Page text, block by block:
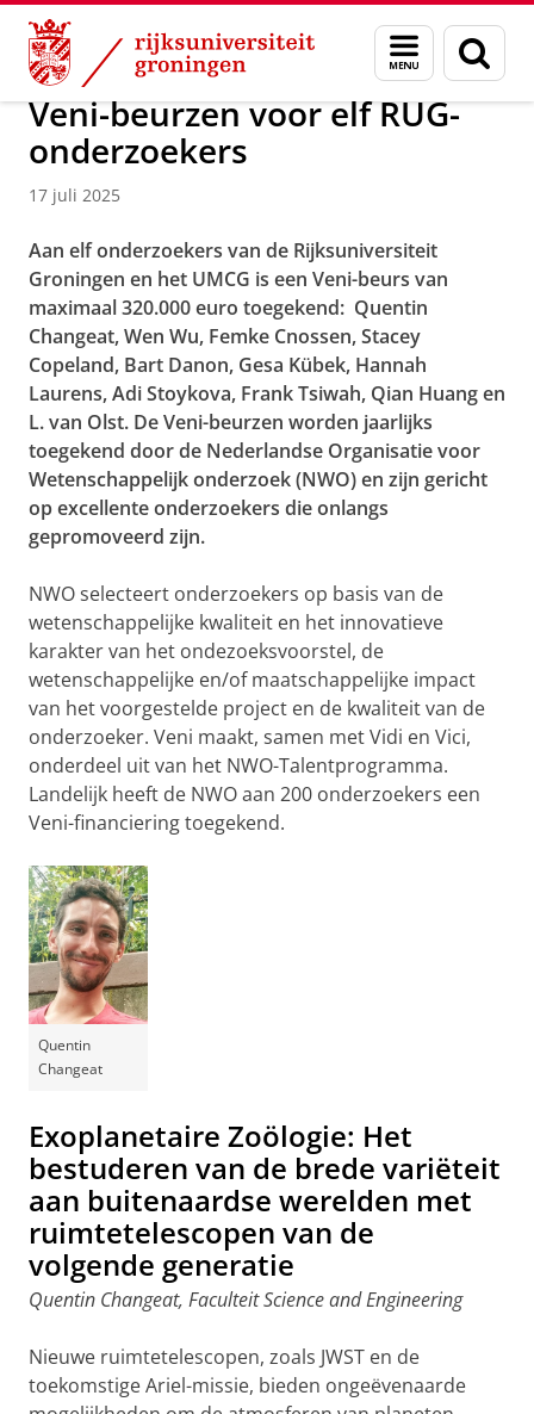
Skip
Content
Skip
Navigation
Menu
en
zoeken
Over ons Actueel Nieuws
Veni-beurzen voor elf RUG-
onderzoekers
17 juli 2025
Aan elf onderzoekers van de Rijksuniversiteit
Groningen en het UMCG is een Veni-beurs van
maximaal 320.000 euro toegekend: Quentin
Changeat, Wen Wu, Femke Cnossen, Stacey
Copeland, Bart Danon, Gesa Kübek, Hannah
Laurens, Adi Stoykova, Frank Tsiwah, Qian Huang en
L. van Olst. De Veni-beurzen worden jaarlijks
toegekend door de Nederlandse Organisatie voor
Wetenschappelijk onderzoek (NWO) en zijn gericht
op excellente onderzoekers die onlangs
gepromoveerd zijn.
NWO selecteert onderzoekers op basis van de
wetenschappelijke kwaliteit en het innovatieve
karakter van het ondezoeksvoorstel, de
wetenschappelijke en/of maatschappelijke impact
van het voorgestelde project en de kwaliteit van de
onderzoeker. Veni maakt, samen met Vidi en Vici,
onderdeel uit van het NWO-Talentprogramma.
Landelijk heeft de NWO aan 200 onderzoekers een
Veni-financiering toegekend.
Quentin
Changeat
Exoplanetaire Zoölogie: Het
bestuderen van de brede variëteit
aan buitenaardse werelden met
ruimtetelescopen van de
volgende generatie
Quentin Changeat, Faculteit Science and Engineering
Nieuwe ruimtetelescopen, zoals JWST en de
toekomstige Ariel-missie, bieden ongeëvenaarde